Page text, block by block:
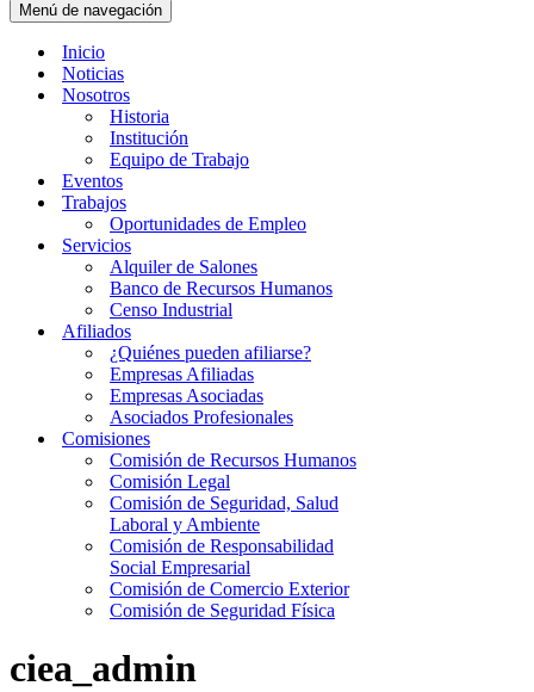
Menú de navegación
Inicio
Noticias
Nosotros
Historia
Institución
Equipo de Trabajo
Eventos
Trabajos
Oportunidades de Empleo
Servicios
Alquiler de Salones
Banco de Recursos Humanos
Censo Industrial
Afiliados
¿Quiénes pueden afiliarse?
Empresas Afiliadas
Empresas Asociadas
Asociados Profesionales
Comisiones
Comisión de Recursos Humanos
Comisión Legal
Comisión de Seguridad, Salud
Laboral y Ambiente
Comisión de Responsabilidad
Social Empresarial
Comisión de Comercio Exterior
Comisión de Seguridad Física
ciea_admin